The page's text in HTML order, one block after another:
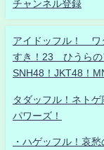
チャンネル登録
アイドッフル！ ワ
すき！23 ひうらの
SNH48！JKT48！
タダッフル！ネト
パワーズ！
・ハゲッフル！哀